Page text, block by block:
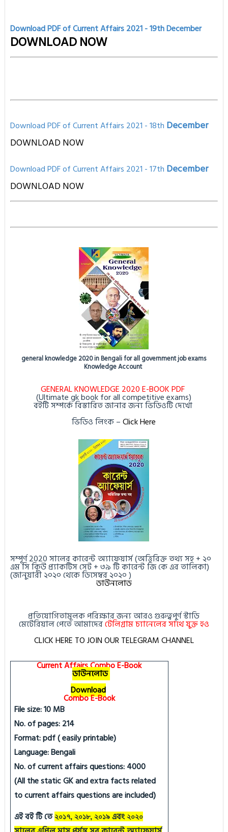
Download PDF of Current Affairs 2021 - 19thDecember
DOWNLOAD NOW
Download PDF of Current Affairs 2021 - 18th December
DOWNLOAD NOW
Download PDF of Current Affairs 2021 - 17th December
DOWNLOAD NOW
general knowledge 2020 in Bengali for all government job exams
Knowledge Account
GENERAL KNOWLEDGE 2020 E-BOOK PDF
(Ultimate gk book for all competitive exams)
বইটি সম্পর্কে বিস্তারিত জানার জন্য ভিডিওটি দেখো
ভিডিও লিংক–Click Here
সম্পূর্ণ 2020 সালের কারেন্ট অ্যাফেয়ার্স (অত্তিরিক্ত তথ্য সহ + ২০
এম সি কিউ প্র্যাকটিস সেট + ৩৯ টি কারেন্ট জি কে এর তালিকা)
(জানুয়ারী ২০২০ থেকে ডিসেম্বর ২০২০ )
ডাউনলোড
প্রতিযোগিতামূলক পরিক্ষার জন্য আরও গুরুত্বপুর্ণ স্টাডি
মেটেরিয়াল পেতে আমাদেরটেলিগ্রাম চ্যানেলের সাথে যুক্ত হও
CLICK HERE TO JOIN OUR TELEGRAM CHANNEL
Current Affairs Combo E-Book
ডাউনলোড
Download
Combo E-Book
File size: 10 MB
No. of pages: 214
Format: pdf ( easily printable)
Language: Bengali
No. of current affairs questions: 4000
(All the static GK and extra facts related
to current affairs questions are included)
এই বই টি তে ২০১৭, ২০১৮, ২০১৯ এবং২০২০